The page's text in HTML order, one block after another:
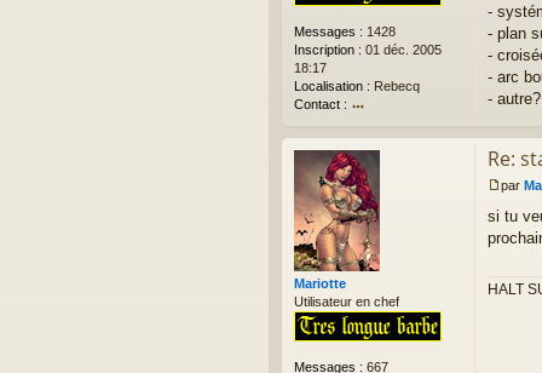
Messages : 1428
Inscription : 01 déc. 2005
18:17
Localisation : Rebecq
Contact :
ac
te
r
A
n
dr
ie
D
er
ve
n
o
n
u
-
- plan
-
- arc
- autre?
Mariotte
Utilisateur en chef
Messages : 667
Re:
e
s
g
par
si tu
HALT